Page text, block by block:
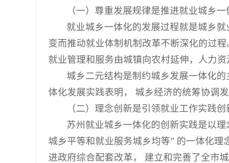
（一）尊重发展规律是推进就业城乡
就业城乡一体化的发展过程就是城乡
变而推动就业体制机制改革不断深化的过
就业管理和服务由城镇向农村延伸，人力
城乡二元结构是制约城乡发展一体化
体化发展实践表明， 城乡经济的统筹协调
（二）理念创新是引领就业工作实践
苏州就业城乡一体化的创新实践是以
城乡平等和就业服务城乡均等” 的一体化
进政府综合配套改革， 建立和完善了全市